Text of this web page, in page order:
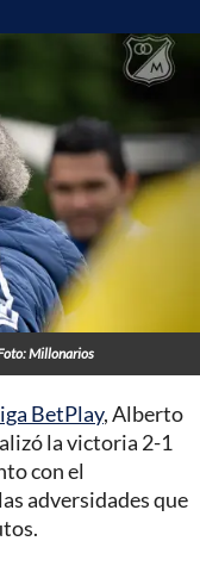
Millonarios
BetPlay, Alberto
la victoria 2-1
con el
adversidades que